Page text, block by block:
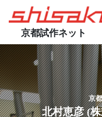
京都試作ネット
京都試作ネットとは
京都試作ネットの技術要
試作実績
一押しスタッフ
京
北村恵彦 (